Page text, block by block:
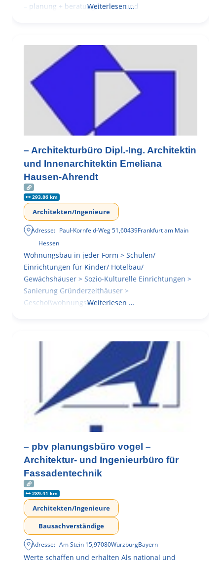
– planung + beratung bei an – und
Weiterlesen …
– Architekturbüro Dipl.-Ing. Architektin
und Innenarchitektin Emeliana
Hausen-Ahrendt
293.86 km
Architekten/Ingenieure
Adresse: Paul-Kornfeld-Weg 51,60439Frankfurt am Main
Hessen
Wohnungsbau in jeder Form > Schulen/
Einrichtungen für Kinder/ Hotelbau/
Gewächshäuser > Sozio-Kulturelle Einrichtungen >
Sanierung Gründerzeithäuser >
GeschoßwohnungsbauWeiterlesen …
– pbv planungsbüro vogel –
Architektur- und Ingenieurbüro für
Fassadentechnik
289.41 km
Architekten/Ingenieure
Bausachverständige
Adresse: Am Stein 15,97080WürzburgBayern
Werte schaffen und erhalten Als national und